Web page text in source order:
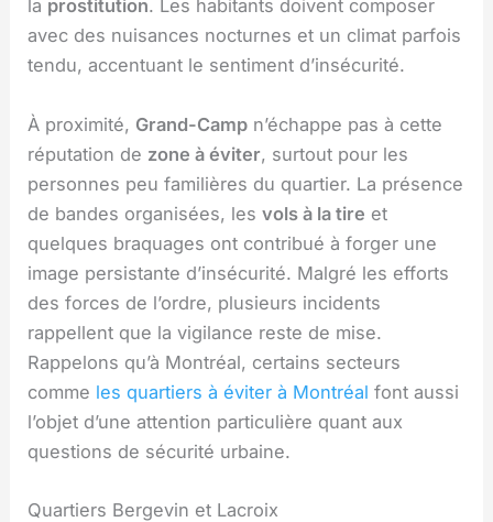
la prostitution. Les habitants doivent composer
avec des nuisances nocturnes et un climat parfois
tendu, accentuant le sentiment d’insécurité.
À proximité, Grand-Camp n’échappe pas à cette
réputation de zone à éviter, surtout pour les
personnes peu familières du quartier. La présence
de bandes organisées, lesvols à la tire et
quelques braquages ont contribué à forger une
image persistante d’insécurité. Malgré les efforts
des forces de l’ordre, plusieurs incidents
rappellent que la vigilance reste de mise.
Rappelons qu’à Montréal, certains secteurs
comme les quartiers à éviter à Montréal font aussi
l’objet d’une attention particulière quant aux
questions de sécurité urbaine.
Quartiers Bergevin et Lacroix